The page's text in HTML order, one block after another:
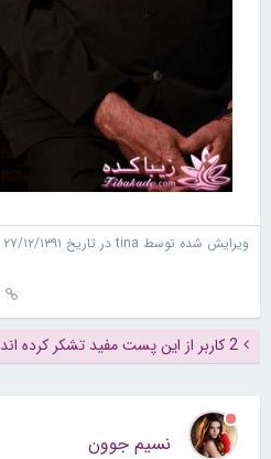
ویرایش شده توسط tina در تاریخ ۲۷/۱۲/۱۳۹۱ ۱۵:۲۵
2 کاربر از این پست مفید تشکر کرده اند (نمایش سپاس ها)
نسیم جوون